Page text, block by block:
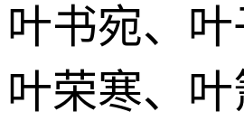
叶书宛、叶
叶荣寒、叶